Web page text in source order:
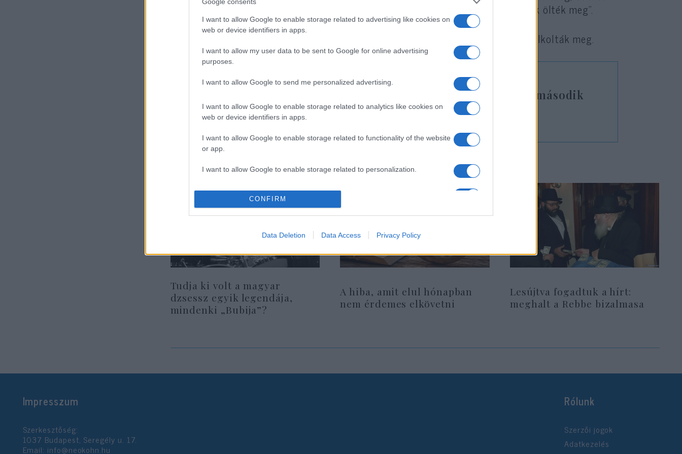
I want to allow Google to enable storage related to advertising like cookies on
web or device identifiers in apps.
I want to allow my user data to be sent to Google for online advertising
purposes.
I want to allow Google to send me personalized advertising.
I want to allow Google to enable storage related to analytics like cookies on
web or device identifiers in apps.
I want to allow Google to enable storage related to functionality of the website
or app.
I want to allow Google to enable storage related to personalization.
I want to allow Google to enable storage related to security, including
CONFIRM
Data Deletion Data Access Privacy Policy
[dokumentumok] szerint máshol ölték meg. Akárhogy is, az usztasa erők ölték meg”.
Az usztasák a holokauszt idején zsidók, szerbek és romák százezreit gyilkolták meg.
A horvátországi zsidók bojkottálták a második
világháborús állami megemlékezést
Tudja ki volt a magyar
dzsessz egyik legendája,
mindenki „Bubija”?
A hiba, amit elul hónapban
nem érdemes elkövetni
Lesújtva fogadtuk a hírt:
meghalt a Rebbe bizalmasa
Impresszum
Szerkesztőség:
1037 Budapest, Seregély u. 17.
Email: info@neokohn.hu
Rólunk
Szerzői jogok
Adatkezelés